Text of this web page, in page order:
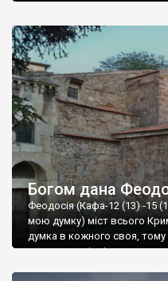
Богом дана
Феодосія (Кафа-12 (13) -15
мою думку) міст всього
думка в кожного своя, тому
запрошую відвідати це